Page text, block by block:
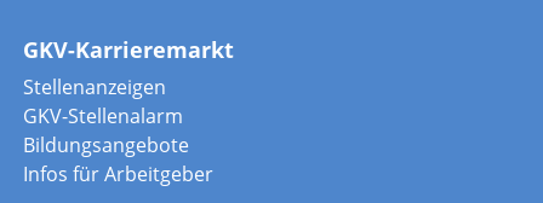
GKV-Karrieremarkt
Stellenanzeigen
GKV-Stellenalarm
Bildungsangebote
Infos für Arbeitgeber